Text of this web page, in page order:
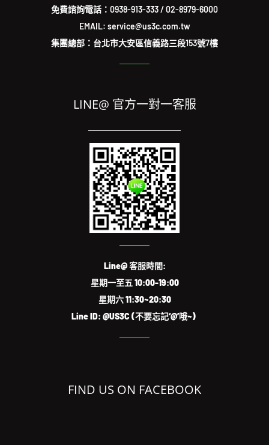
免費諮詢電話： 0938-913-333/02-8979-6000
EMAIL: service@us3c.com.tw
集團總部：台北市大安區信義路三段153號7樓
LINE@ 官方一對一客服
Line@ 客服時間:
星期一至五 10:00-19:00
星期六 11:30~20:30
Line ID: @US3C (不要忘記‘@’哦~)
FIND US ON FACEBOOK